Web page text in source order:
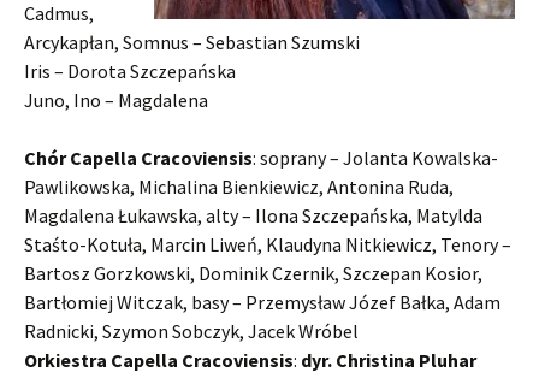
Cadmus,
Arcykapłan, Somnus – Sebastian Szumski
Iris – Dorota Szczepańska
Juno, Ino – Magdalena
Chór Capella Cracoviensis: soprany – Jolanta Kowalska-
Pawlikowska, Michalina Bienkiewicz, Antonina Ruda,
Magdalena Łukawska, alty – Ilona Szczepańska, Matylda
Staśto-Kotuła, Marcin Liweń, Klaudyna Nitkiewicz, Tenory –
Bartosz Gorzkowski, Dominik Czernik, Szczepan Kosior,
Bartłomiej Witczak, basy – Przemysław Józef Bałka, Adam
Radnicki, Szymon Sobczyk, Jacek Wróbel
Orkiestra Capella Cracoviensis: dyr. Christina Pluhar